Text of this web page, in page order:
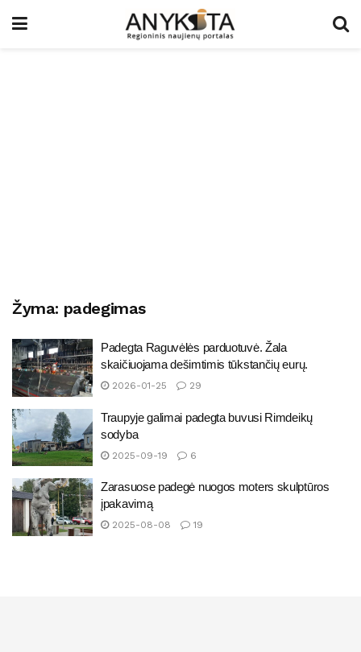
Žyma: padegimas
Padegta Raguvėlės parduotuvė. Žala
skaičiuojama dešimtimis tūkstančių eurų.
2026-01-25 29
Traupyje galimai padegta buvusi Rimdeikų
sodyba
2025-09-19 6
Zarasuose padegė nuogos moters skulptūros
įpakavimą
2025-08-08 19